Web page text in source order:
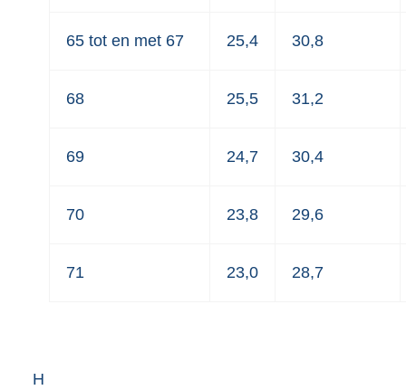
65 tot en met 67 25,4 30,8
68 25,5 31,2
69 24,7 30,4
70 23,8 29,6
71 23,0 28,7
H